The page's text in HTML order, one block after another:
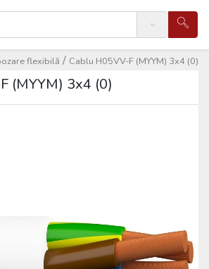
Search
Cablu H05VV-F (MYYM) 3x4 (0)
/
flexibilă
(MYYM) 3x4 (0)